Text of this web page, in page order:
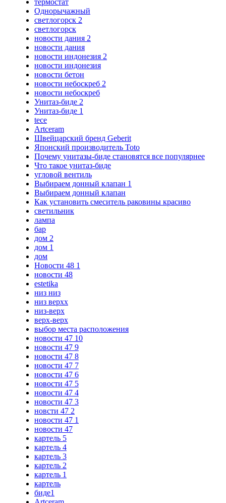
Однорычажный
светлогорск 2
светлогорск
новости дания 2
новости дания
новости индонезия 2
новости индонезия
новости бетон
новости небоскреб 2
новости небоскреб
Унитаз-биде 2
Унитаз-биде 1
tece
Artceram
Швейцарский бренд Geberit
Японский производитель Toto
Почему унитазы-биде становятся все популярнее
Что такое унитаз-биде
угловой вентиль
Выбираем донный клапан 1
Выбираем донный клапан
Как установить смеситель раковины красиво
светильник
лампа
бар
дом 2
дом 1
дом
Новости 48 1
новости 48
estetika
низ низ
низ верхх
низ-верх
верх-верх
выбор места расположения
новости 47 10
новости 47 9
новости 47 8
новости 47 7
новости 47 6
новости 47 5
новости 47 4
новости 47 3
новсти 47 2
новости 47 1
новости 47
картель 5
картель 4
картель 3
картель 2
картель 1
картель
биде1